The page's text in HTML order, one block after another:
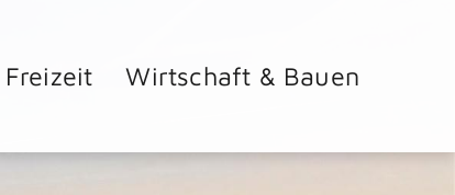
Wirtschaft & Bauen